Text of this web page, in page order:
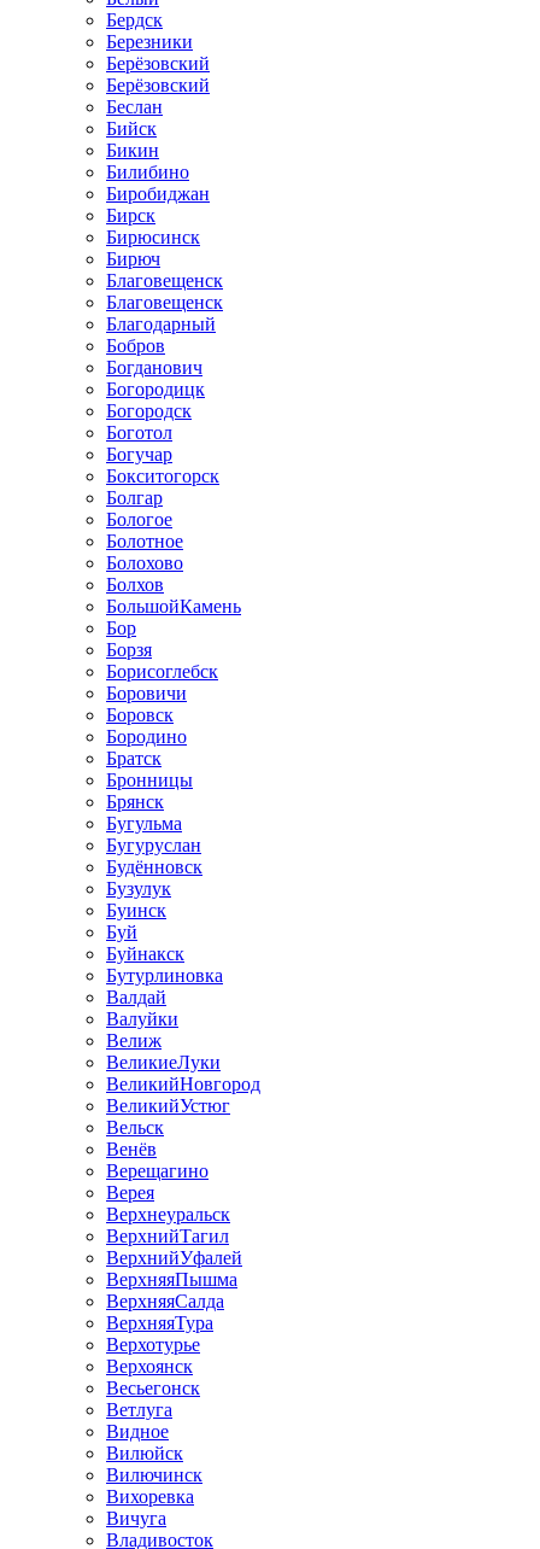
Бердск
Березники
Берёзовский
Берёзовский
Беслан
Бийск
Бикин
Билибино
Биробиджан
Бирск
Бирюсинск
Бирюч
Благовещенск
Благовещенск
Благодарный
Бобров
Богданович
Богородицк
Богородск
Боготол
Богучар
Бокситогорск
Болгар
Бологое
Болотное
Болохово
Болхов
БольшойКамень
Бор
Борзя
Борисоглебск
Боровичи
Боровск
Бородино
Братск
Бронницы
Брянск
Бугульма
Бугуруслан
Будённовск
Бузулук
Буинск
Буй
Буйнакск
Бутурлиновка
Валдай
Валуйки
Велиж
ВеликиеЛуки
ВеликийНовгород
ВеликийУстюг
Вельск
Венёв
Верещагино
Верея
Верхнеуральск
ВерхнийТагил
ВерхнийУфалей
ВерхняяПышма
ВерхняяСалда
ВерхняяТура
Верхотурье
Верхоянск
Весьегонск
Ветлуга
Видное
Вилюйск
Вилючинск
Вихоревка
Вичуга
Владивосток